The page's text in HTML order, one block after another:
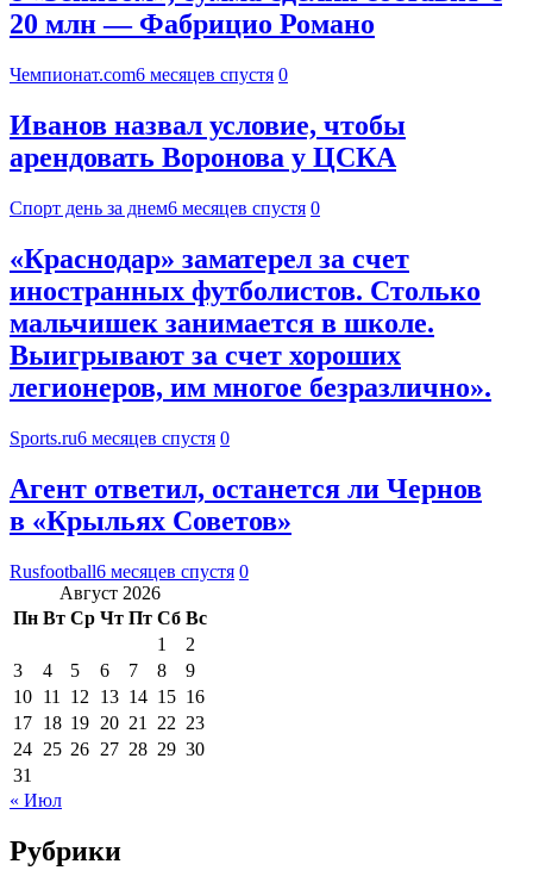
20 млн — Фабрицио Романо
Чемпионат.com6 месяцев спустя 0
Иванов назвал условие, чтобы
арендовать Воронова у ЦСКА
Спорт день за днем6 месяцев спустя 0
«Краснодар» заматерел за счет
иностранных футболистов. Столько
мальчишек занимается в школе.
Выигрывают за счет хороших
легионеров, им многое безразлично».
Sports.ru6 месяцев спустя 0
Агент ответил, останется ли Чернов
в «Крыльях Советов»
Rusfootball6 месяцев спустя 0
Август 2026
Пн Вт Ср Чт Пт Сб Вс
1
2
3
4 5 6 7 8
9
10 11 12 13 14 15 16
17 18 19 20 21 22 23
24 25 26 27 28 29 30
31
« Июл
Рубрики